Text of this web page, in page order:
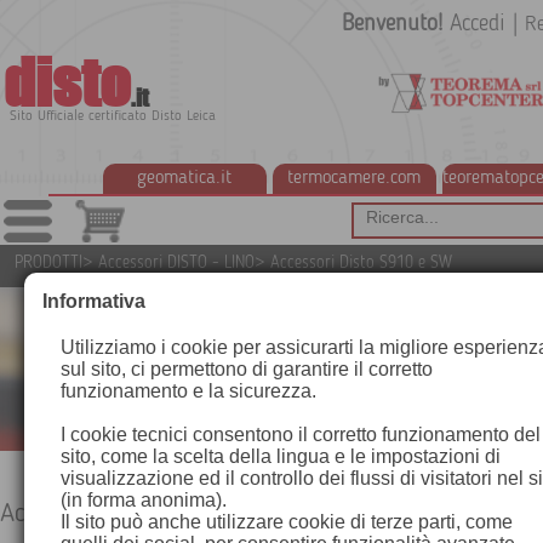
disto.it
Sito Ufficiale certificato Disto Leica
geomatica.it termocamere.com
Benvenuto! Accedi
PRODOTTI> Accessori DISTO - LINO> Accessori Disto S910 e SW
Accessori Disto S910 e SW
Informativa
Utilizziamo i cookie per assicurarti la migliore
sul sito, ci permettono di garantire il corretto
funzionamento e la sicurezza.
I cookie tecnici consentono il corretto funzionamento del
sito, come la scelta della lingua e le impostazioni di
visualizzazione ed il controllo dei flussi di visitatori nel
(in forma anonima).
Il sito può anche utilizzare cookie di terze parti, come